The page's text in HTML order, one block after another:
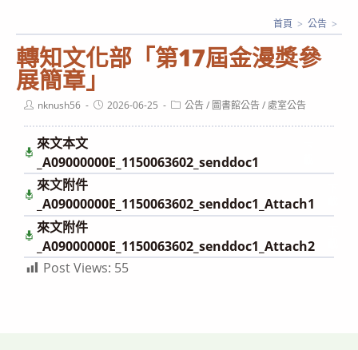
轉知文化部「第17屆金漫獎參
展簡章」
首頁 > 公告 >
Postnknush56
Post2026-06-25
Post公告/ 圖書館公告/處室公告
來文本文
_A09000000E_1150063602_senddoc1
來文附件
_A09000000E_1150063602_senddoc1_Attach1
來文附件
_A09000000E_1150063602_senddoc1_Attach2
Post Views: 55